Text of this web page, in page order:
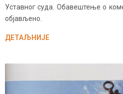
Уставног суда. Обавештење о
објављено.
ДЕТАЉНИЈЕ